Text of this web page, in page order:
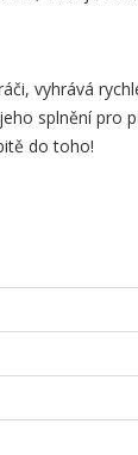
vyhrává
splnění pro
do toho!